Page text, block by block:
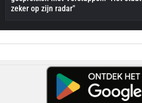
zeker op zijn radar"